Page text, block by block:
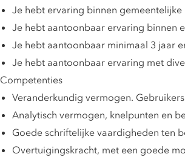
Je hebt ervaring binnen
Je hebt aantoonbaar ervaring binnen
Je hebt aantoonbaar minimaal 3 jaar
Je hebt aantoonbaar ervaring met
Competenties
Veranderkundig vermogen.
Analytisch vermogen, knelpunten en
Goede schriftelijke vaardigheden ten
Overtuigingskracht, met een goede